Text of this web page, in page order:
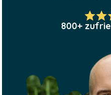
800+